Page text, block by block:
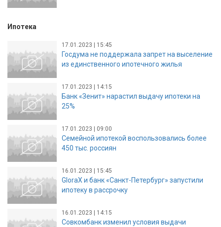
Ипотека
17.01.2023 | 15:45
Госдума не поддержала запрет на выселение
из единственного ипотечного жилья
17.01.2023 | 14:15
Банк «Зенит» нарастил выдачу ипотеки на
25%
17.01.2023 | 09:00
Семейной ипотекой воспользовались более
450 тыс. россиян
16.01.2023 | 15:45
GloraX и банк «Санкт-Петербург» запустили
ипотеку в рассрочку
16.01.2023 | 14:15
Совкомбанк изменил условия выдачи